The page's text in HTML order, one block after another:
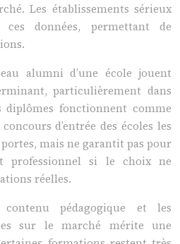
Les établissements sérieux
ces données, permettant de
alumni d’une école jouent
particulièrement dans
diplômes fonctionnent comme
d’entrée des écoles les
mais ne garantit pas pour
professionnel si le choix ne
réelles.
contenu pédagogique et les
sur le marché mérite une